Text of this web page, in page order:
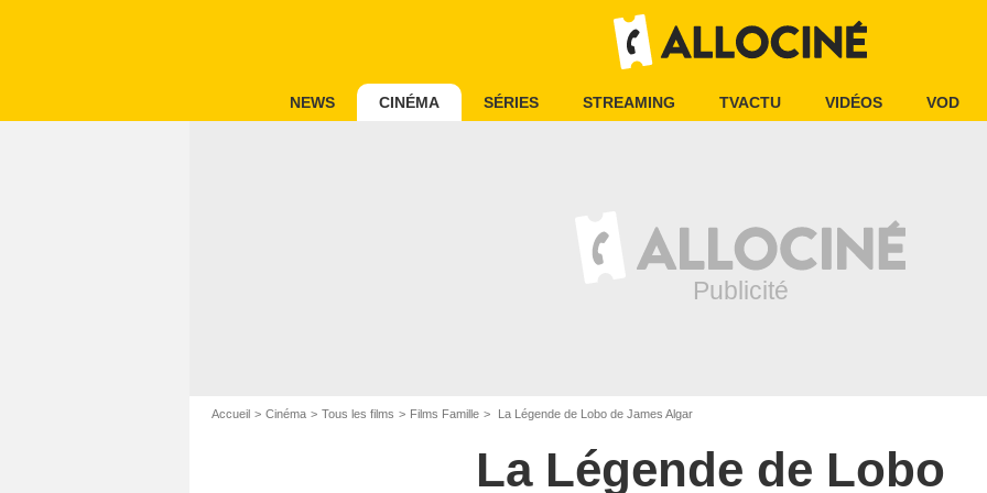
NEWS CINÉMA SÉRIES STREAMING TVACTU VIDÉOS VOD
Accueil Cinéma Tous les films Films Famille La Légende de Lobo de James Algar
La Légende de Lobo